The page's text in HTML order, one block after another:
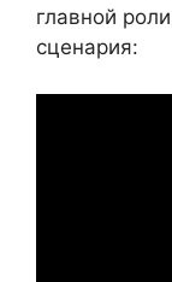
главной
сценария: